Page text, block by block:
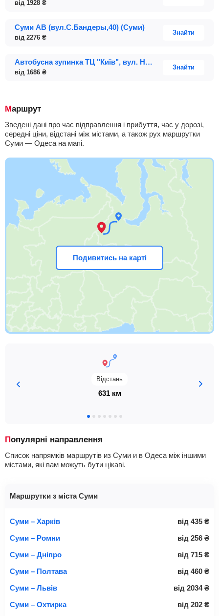
від 1928 ₴
Автобусна зупинка ТЦ "Київ", вул. Нижньовоскресенська, 1
від 1686 ₴
Знайти
Суми АВ (вул.С.Бандеры,40) (Суми)
від 2276 ₴
Знайти
Маршрут
Зведені дані про час відправлення і прибуття, час у дорозі,
середні ціни, відстані між містами, а також рух маршрутки
Суми — Одеса на мапі.
Подивитись на карті
Відстань
631 км
Популярні направлення
Список напрямків маршрутів из Суми и в Одеса між іншими
містами, які вам можуть бути цікаві.
Маршрутки з міста Суми
Суми – Харків від 435 ₴
Суми – Ромни
від 256 ₴
Суми – Дніпро
від 715 ₴
Суми – Полтава
від 460 ₴
Суми – Львів
від 2034 ₴
Суми – Охтирка
від 202 ₴